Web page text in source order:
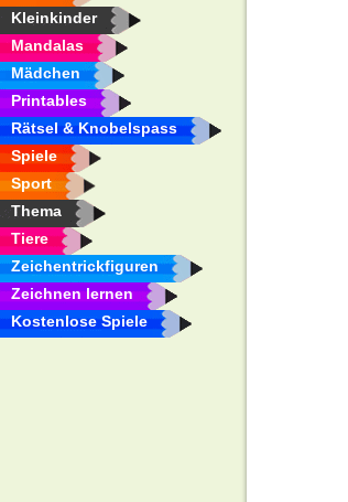
Kleinkinder
Mandalas
Mädchen
Printables
Rätsel & Knobelspass
Spiele
Sport
Thema
Tiere
Zeichentrickfiguren
Zeichnen lernen
Kostenlose Spiele